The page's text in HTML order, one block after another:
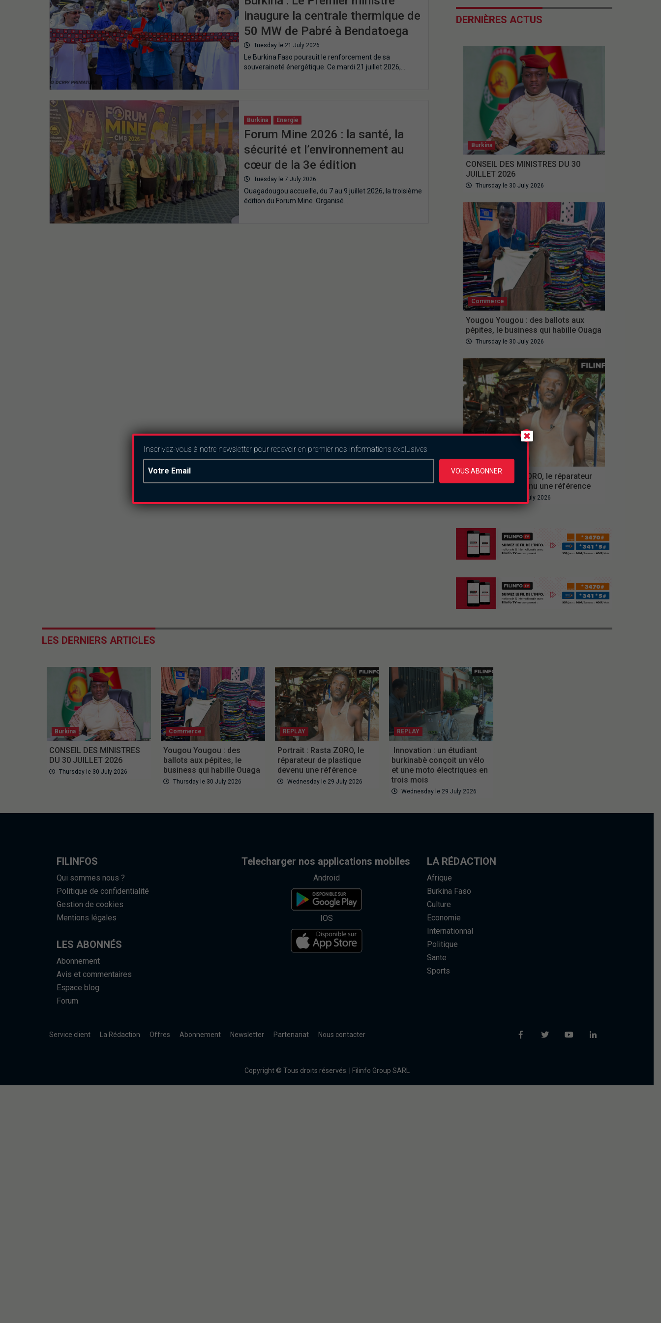
inaugure la centrale thermique de
50 MW de Pabré à Bendatoega
Tuesday le 21 July 2026
Le Burkina Faso poursuit le renforcement de sa
souveraineté énergétique. Ce mardi 21 juillet 2026,…
Burkina Energie
Forum Mine 2026 : la santé, la
sécurité et l’environnement au
cœur de la 3e édition
Tuesday le 7 July 2026
Ouagadougou accueille, du 7 au 9 juillet 2026, la troisième
édition du Forum Mine. Organisé…
DERNIÈRES ACTUS
Burkina
CONSEIL DES MINISTRES DU 30
JUILLET 2026
Thursday le 30 July 2026
Commerce
Yougou Yougou : des ballots aux
pépites, le business qui habille Ouaga
Thursday le 30 July 2026
REPLAY
Portrait : Rasta ZORO, le réparateur
de plastique devenu une référence
Wednesday le 29 July 2026
LES DERNIERS ARTICLES
Burkina
CONSEIL DES MINISTRES
DU 30 JUILLET 2026
Thursday le 30 July 2026
Commerce
Yougou Yougou : des
ballots aux pépites, le
business qui habille Ouaga
Thursday le 30 July 2026
REPLAY
Portrait : Rasta ZORO, le
réparateur de plastique
devenu une référence
Wednesday le 29 July 2026
REPLAY
Innovation : un étudiant
burkinabè conçoit un vélo
et une moto électriques en
trois mois
Wednesday le 29 July 2026
FILINFOS
Qui sommes nous ?
Politique de confidentialité
Gestion de cookies
Mentions légales
LES ABONNÉS
Abonnement
Avis et commentaires
Espace blog
Forum
Telecharger nos applications mobiles
Android
IOS
LA RÉDACTION
Afrique
Burkina Faso
Culture
Economie
Internationnal
Politique
Sante
Sports
Service client La Rédaction Offres Abonnement Newsletter Partenariat Nous contacter
Copyright © Tous droits réservés. | Filinfo Group SARL
Inscrivez-vous à notre newsletter pour recevoir en premier nos informations exclusives
VOUS ABONNER